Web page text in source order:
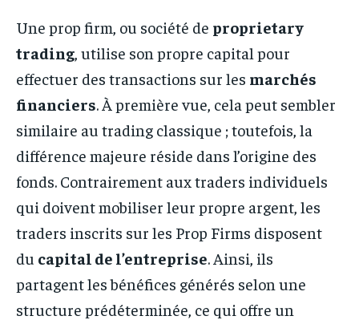
Une prop firm, ou société de proprietary
trading , utilise son propre capital pour
effectuer des transactions sur les marchés
financiers. À première vue, cela peut sembler
similaire au trading classique ; toutefois, la
différence majeure réside dans l’origine des
fonds. Contrairement aux traders individuels
qui doivent mobiliser leur propre argent, les
traders inscrits sur les Prop Firms disposent
du capital de l’entreprise. Ainsi, ils
partagent les bénéfices générés selon une
structure prédéterminée, ce qui offre un